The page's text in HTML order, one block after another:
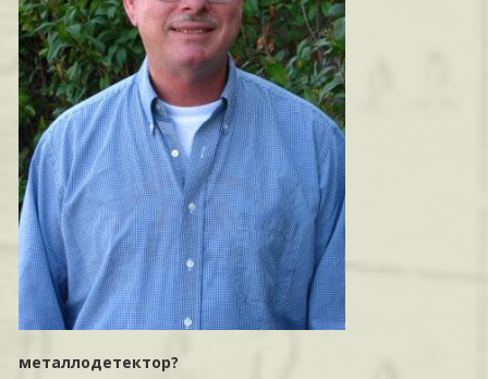
металлодетектор?